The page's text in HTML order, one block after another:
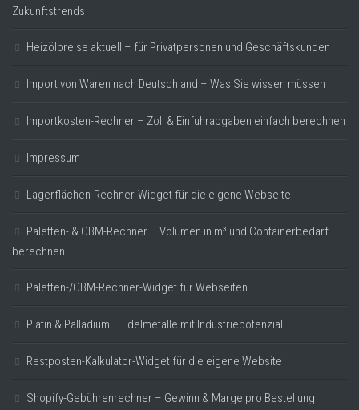
Zukunftstrends
Heizölpreise aktuell – für Privatpersonen und Geschäftskunden
Import von Waren nach Deutschland – Was Sie wissen müssen
Importkosten-Rechner – Zoll & Einfuhrabgaben einfach berechnen
Impressum
Lagerflächen-Rechner-Widget für die eigene Webseite
Paletten- & CBM-Rechner – Volumen in m³ und Containerbedarf
berechnen
Paletten-/CBM-Rechner-Widget für Webseiten
Platin & Palladium – Edelmetalle mit Industriepotenzial
Restposten-Kalkulator-Widget für die eigene Website
Shopify-Gebührenrechner – Gewinn & Marge pro Bestellung